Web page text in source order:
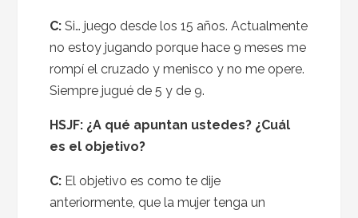
C: Si… juego desde los 15 años. Actualmente
no estoy jugando porque hace 9 meses me
rompí el cruzado y menisco y no me opere.
Siempre jugué de 5 y de 9.
HSJF: ¿A qué apuntan ustedes? ¿Cuál
es el objetivo?
C: El objetivo es como te dije
anteriormente, que la mujer tenga un